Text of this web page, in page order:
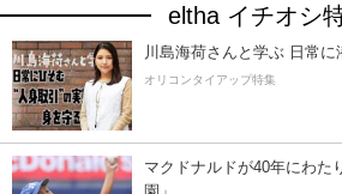
eltha イチオシ
川島海荷さんと学ぶ 日常に
オリコンタイアップ特集
マクドナルドが40年にわた